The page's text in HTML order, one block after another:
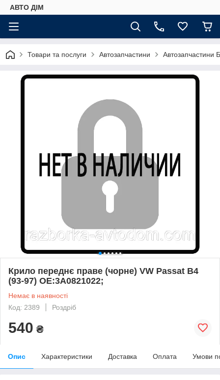
АВТО ДIМ
Товари та послуги Автозапчастини Автозапчастини
Крило переднє праве (чорне) VW Passat B4
(93-97) OE:3A0821022;
Немає в наявності
Код: 2389
Роздріб
540 ₴
Опис Характеристики Доставка Оплата Умови